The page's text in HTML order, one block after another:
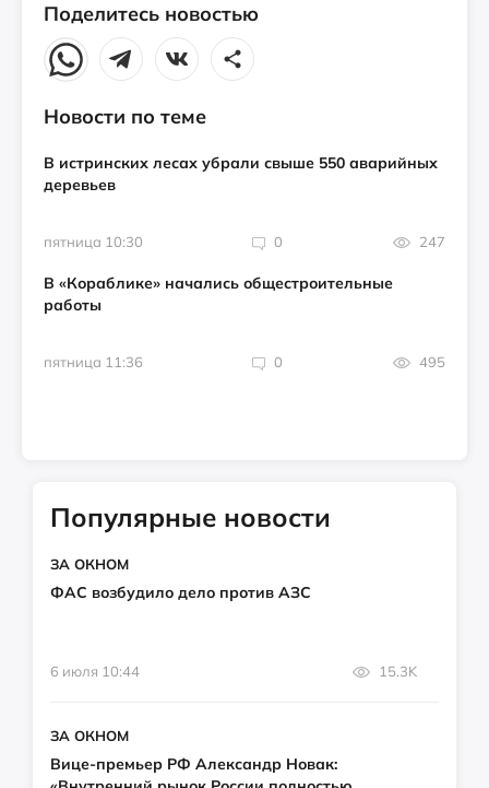
Поделитесь новостью
Новости по теме
В истринских лесах убрали свыше 550 аварийных
деревьев
пятница 10:30 0 247
В «Кораблике» начались общестроительные
работы
пятница 11:36 0 495
Популярные новости
ЗА ОКНОМ
ФАС возбудило дело против АЗС
6 июля 10:44 15.3K
ЗА ОКНОМ
Вице-премьер РФ Александр Новак: